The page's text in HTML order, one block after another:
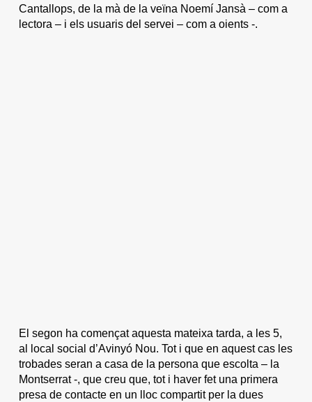
Cantallops, de la mà de la veïna Noemí Jansà – com a
lectora – i els usuaris del servei – com a oients -.
El segon ha començat aquesta mateixa tarda, a les 5,
al local social d’Avinyó Nou. Tot i que en aquest cas les
trobades seran a casa de la persona que escolta – la
Montserrat -, que creu que, tot i haver fet una primera
presa de contacte en un lloc compartit per la dues